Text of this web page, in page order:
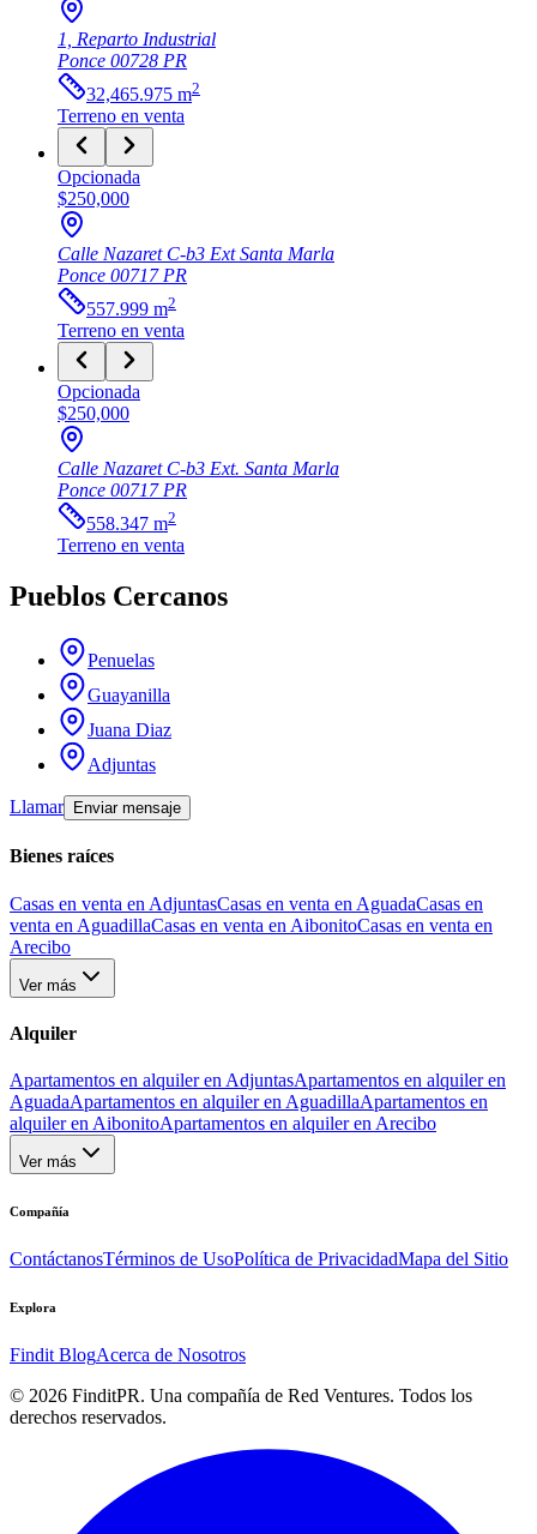
1, Reparto Industrial
Ponce 00728 PR
32,465.975 m2
Terreno en venta
Opcionada
$250,000
Calle Nazaret C-b3 Ext Santa Marla
Ponce 00717PR
557.999 m2
Terreno en venta
Opcionada
$250,000
Calle Nazaret C-b3 Ext. Santa Marla
Ponce 00717PR
558.347 m2
Terreno en venta
Pueblos Cercanos
Penuelas
Guayanilla
Juana Diaz
Adjuntas
Llamar Enviar mensaje
Bienes raíces
Casas en venta en AdjuntasCasas en venta en AguadaCasas en
venta en AguadillaCasas en venta en AibonitoCasas en venta en
Arecibo
Ver más
Alquiler
Apartamentos en alquiler en AdjuntasApartamentos en alquiler en
AguadaApartamentos en alquiler en AguadillaApartamentos en
alquiler en AibonitoApartamentos en alquiler en Arecibo
Ver más
Compañía
ContáctanosTérminos de UsoPolítica de PrivacidadMapa del Sitio
Explora
Findit BlogAcerca de Nosotros
© 2026 FinditPR. Una compañía de Red Ventures. Todos los
derechos reservados.